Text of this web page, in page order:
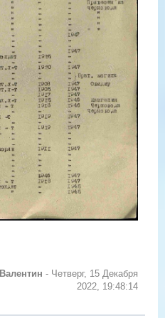
Валентин - Четверг, 15 Декабря
2022, 19:48:14